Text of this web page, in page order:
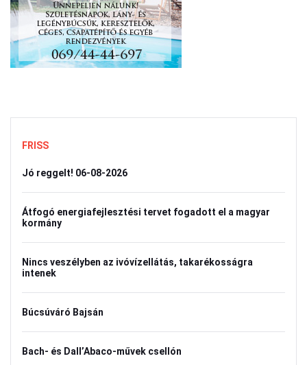
FRISS
Jó reggelt! 06-08-2026
Átfogó energiafejlesztési tervet fogadott el a magyar
kormány
Nincs veszélyben az ivóvízellátás, takarékosságra
intenek
Búcsúváró Bajsán
Bach- és Dall’Abaco-művek csellón